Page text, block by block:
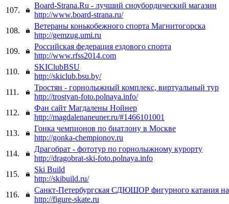
107.
Board-Strana.Ru - лучший сноубордический магазин
http://www.board-strana.ru/
108.
Ветераны конькобежного спорта Магнитогорска
http://gemzug.umi.ru
109.
Российская федерация ездового спорта
http://www.rfss2014.com
110.
SKIClubBSU
http://skiclub.bsu.by/
111.
Тростян - горнолыжный комплекс, виртуальный тур
http://trostyan-foto.polnaya.info/
112.
Фан сайт Магдалены Нойнер
http://magdalenaneuner.ru/#1466101001
113.
Гонка чемпионов по биатлону в Москве
http://gonka-chempionov.ru
114.
Драгобрат - фототур по горнолыжному курорту
http://dragobrat-ski-foto.polnaya.info
115.
Ski Build
http://skibuild.ru/
116.
Санкт-Петербургская СДЮШОР фигурного катания на
http://figure-skate.ru